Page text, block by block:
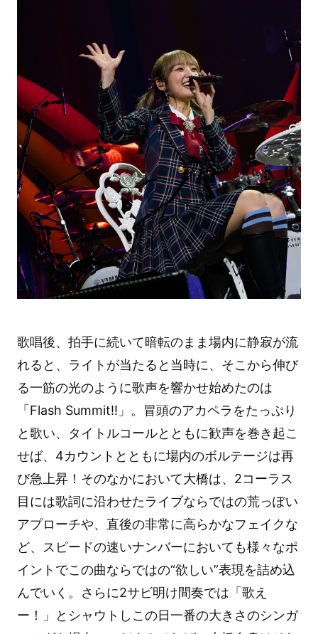
歌唱後、拍手に続いて暗転のまま場内に静寂が流
れると、ライトが当たると当時に、そこから伸び
る一筋の光のように歌声を響かせ始めたのは
「Flash Summit!!」。冒頭のアカペラをたっぷり
と歌い、タイトルコールとともに歓声を巻き起こ
せば、4カウントとともに場内のボルテージは再
び急上昇！そのなかにおいて大橋は、2コーラス
目には歌詞に沿わせたライブならではの荒っぽい
アプローチや、直後の非常に高らかなフェイクな
ど、スピードの速いナンバーにおいても様々なポ
イントでこの曲ならではの“欲しい”表現を詰め込
んでいく。さらに2サビ明け間奏では「歌え
ー！」とシャウトしこの日一番の大きさのシンガ